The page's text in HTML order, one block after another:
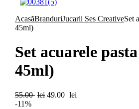
AcasăBranduriJucarii Ses CreativeSet
45ml)
Set acuarele
45ml)
55.00 lei Prețul
49.00 lei
-11%